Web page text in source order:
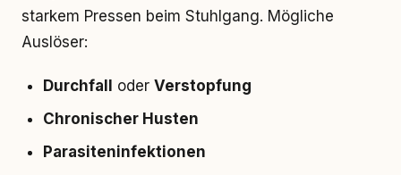
starkem Pressen beim Stuhlgang. Mögliche
Auslöser:
Durchfall oder Verstopfung
Chronischer Husten
Parasiteninfektionen